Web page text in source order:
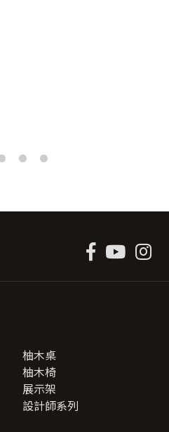
NT$8,600。
柚木桌
柚木椅
展示架
設計師系列